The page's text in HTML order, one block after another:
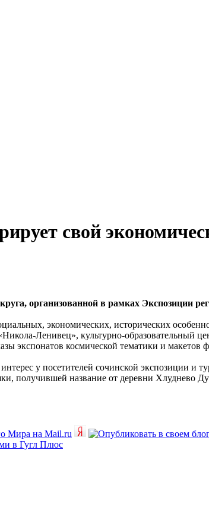
свой
организованной в рамках Экспозиции
экономических, исторических
Ленивец», культурно­-образовательный
экспонатов космической тематики и макетов
у посетителей сочинской экспозиции и
получившей название от деревни Хлуднево